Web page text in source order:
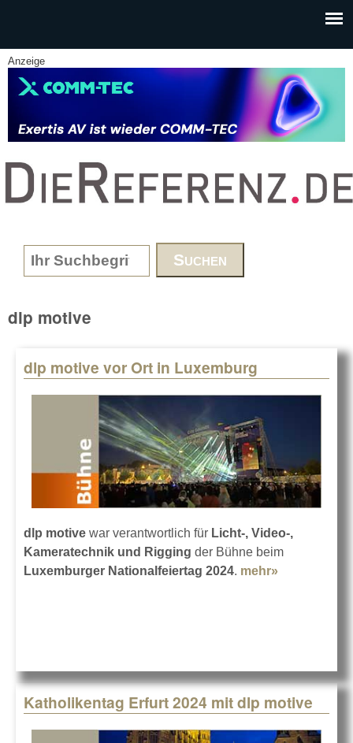
Anzeige
www.DieReferenz.de
Search form
dlp motive
dlp motive vor Ort in Luxemburg
dlp motive war verantwortlich für Licht-, Video-,
Kameratechnik und Rigging der Bühne beim
Luxemburger Nationalfeiertag 2024. mehr»
Katholikentag Erfurt 2024 mit dlp motive